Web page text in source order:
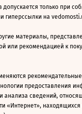
только при
гиперссылки на
материалы,
или рекомендацией к
рекомендательные
предоставления
анализа сведений,
«Интернет», находящихся